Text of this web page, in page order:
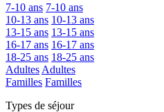
7-10 ans 7-10 ans
10-13 ans 10-13 ans
13-15 ans 13-15 ans
16-17 ans 16-17 ans
18-25 ans 18-25 ans
Adultes Adultes
Familles Familles
Types de séjour